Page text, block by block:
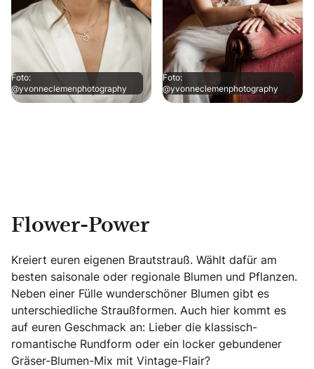
Foto:
@yvonneclemenphotography
Foto:
@yvonneclemenphotography
Flower-Power
Kreiert euren eigenen Brautstrauß. Wählt dafür am
besten saisonale oder regionale Blumen und Pflanzen.
Neben einer Fülle wunderschöner Blumen gibt es
unterschiedliche Straußformen. Auch hier kommt es
auf euren Geschmack an: Lieber die klassisch-
romantische Rundform oder ein locker gebundener
Gräser-Blumen-Mix mit Vintage-Flair?